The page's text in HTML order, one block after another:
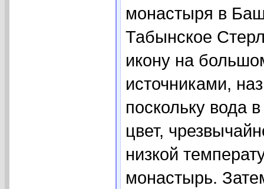
монастыря в
Табынское
икону на
источниками,
поскольку вода
цвет,
низкой
монастырь.